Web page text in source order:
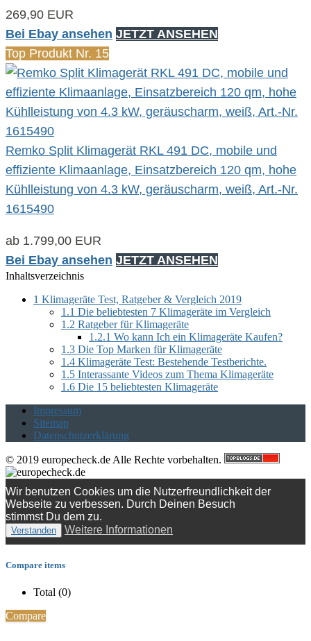
269,90 EUR
Bei Ebay ansehen JETZT ANSEHEN
Top Produkt Nr. 15
Remko Split Klimagerät RKL 491 DC, mobile und
effiziente Klimaanlage, Einsatzbereich 120 qm, hohe
Kühlleistung von 4.3 kW, geräuscharm, weiß, Art.-Nr.
1615490
ab 1.799,00 EUR
Bei Ebay ansehen JETZT ANSEHEN
Inhaltsverzeichnis
1 Klimageräte Test, Ratgeber & Vergleich 2019
1.1 Die beliebtesten 7 Klimageräte im Vergleich
1.2 Ratgeber für Klimageräte
1.2.1 Wo kann Ich ein Klimageräte Kaufen?
1.3 Die Top Marken für Klimageräte
1.4 Klimageräte Test: Bestehende Testberichte.
1.5 Interassante Videos zum Thema Klimageräte
1.6 Die 15 beliebtesten Klimageräte
Impressum
Sitemap
Datenschutzerklärung
© 2019 europecheck.de Alle Rechte vorbehalten.
Wir benutzen Cookies um die Nutzerfreundlichkeit der
Webseite zu verbessen. Durch Deinen Besuch
stimmst Du dem zu.
Verstanden Weitere Informationen
Compare items
Total (0)
Compare